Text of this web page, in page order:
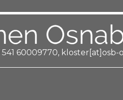
541 60009770, kloster[at]osb-